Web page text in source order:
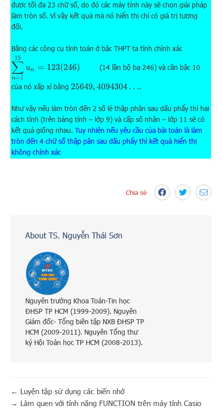
được tối đa 23 chữ số, do đó các máy tính này sẽ chọn giải pháp
làm tròn số. Vì vậy kết quả mà nó hiển thị chỉ có giá trị tương
đối.
Bằng các công cụ tính toán ở bậc THPT ta tính chính xác
∑n=
(14 lần bộ ba 246) và căn bậc 10
của nó xấp xỉ bằng 25649,4094304… .
Như vậy nếu làm tròn đến 2 số lẻ thập phân sau dấu phẩy thì hai
cách tính (trên bảng tính – lớp 9) và cấp số nhân – lớp 11 sẽ có
kết quả giống nhau.Tuy nhiên nếu yêu cầu của bài toán là làm
tròn đến 4 chữ số thập pân sau dấu phẩy thì kết quả hiển thị
không chính xác
Chia sẻ
About TS. Nguyễn Thái Sơn
Nguyên trưởng Khoa Toán-Tin học
ĐHSP TP HCM (1999-2009). Nguyên
Giám đốc- Tổng biên tập NXB ĐHSP TP
HCM (2009-2011). Nguyên Tổng thư
ký Hội Toán học TP HCM (2008-2013).
← Luyện tập sử dụng các biến nhớ
→ Làm quen với tính năng FUNCTION trên máy tính Casio